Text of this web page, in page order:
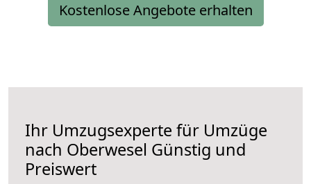
Kostenlose Angebote erhalten
Ihr Umzugsexperte für Umzüge
nach Oberwesel Günstig und
Preiswert